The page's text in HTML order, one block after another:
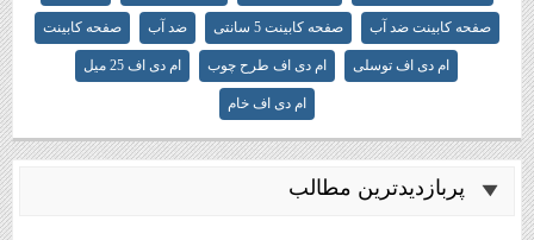
صفحه کابینت ضد آب صفحه کابینت 5 سانتی ضد آب صفحه کابینت
ام دی اف توسلی ام دی اف طرح چوب ام دی اف 25 میل
ام دی اف خام
پربازديدترين مطالب